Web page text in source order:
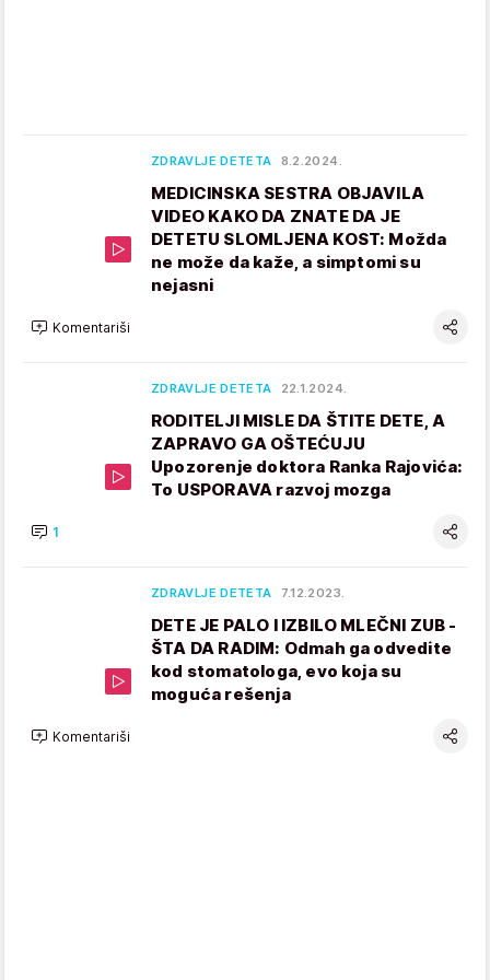
ZDRAVLJE DETETA 8.2.2024.
MEDICINSKA SESTRA OBJAVILA
VIDEO KAKO DA ZNATE DA JE
DETETU SLOMLJENA KOST: Možda
ne može da kaže, a simptomi su
nejasni
Komentariši
ZDRAVLJE DETETA 22.1.2024.
RODITELJI MISLE DA ŠTITE DETE, A
ZAPRAVO GA OŠTEĆUJU
Upozorenje doktora Ranka Rajovića:
To USPORAVA razvoj mozga
1
ZDRAVLJE DETETA 7.12.2023.
DETE JE PALO I IZBILO MLEČNI ZUB -
ŠTA DA RADIM: Odmah ga odvedite
kod stomatologa, evo koja su
moguća rešenja
Komentariši